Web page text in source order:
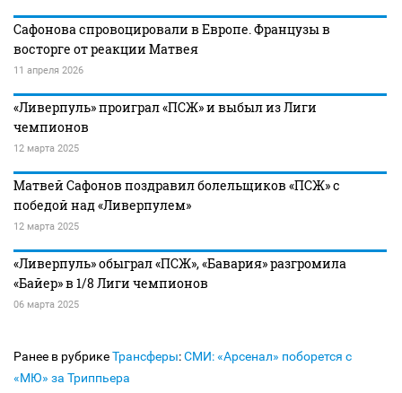
Сафонова спровоцировали в Европе. Французы в
восторге от реакции Матвея
11 апреля 2026
«Ливерпуль» проиграл «ПСЖ» и выбыл из Лиги
чемпионов
12 марта 2025
Матвей Сафонов поздравил болельщиков «ПСЖ» с
победой над «Ливерпулем»
12 марта 2025
«Ливерпуль» обыграл «ПСЖ», «Бавария» разгромила
«Байер» в 1/8 Лиги чемпионов
06 марта 2025
Ранее в рубрикеТрансферы:СМИ: «Арсенал» поборется с
«МЮ» за Триппьера